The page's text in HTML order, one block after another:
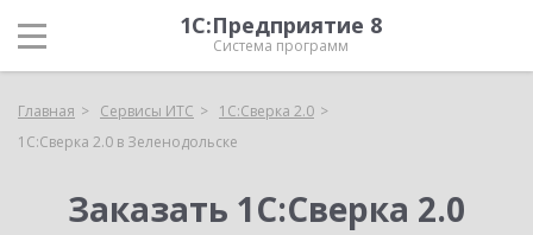
1С:Предприятие 8
Система программ
Главная Сервисы ИТС
1С:Сверка 2.0
1С:Сверка 2.0 в Зеленодольске
Заказать 1С:Сверка 2.0